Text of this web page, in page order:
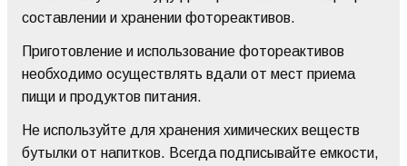
составлении и хранении фотореактивов.
Приготовление и использование фотореактивов
необходимо осуществлять вдали от мест приема
пищи и продуктов питания.
Не используйте для хранения химических веществ
бутылки от напитков. Всегда подписывайте емкости,